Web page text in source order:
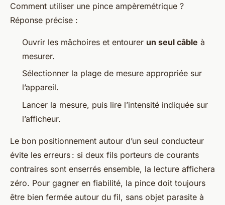
Comment utiliser une pince ampèremétrique ?
Réponse précise :
Ouvrir les mâchoires et entourer un seul câble à
mesurer.
Sélectionner la plage de mesure appropriée sur
l’appareil.
Lancer la mesure, puis lire l’intensité indiquée sur
l’afficheur.
Le bon positionnement autour d’un seul conducteur
évite les erreurs : si deux fils porteurs de courants
contraires sont enserrés ensemble, la lecture affichera
zéro. Pour gagner en fiabilité, la pince doit toujours
être bien fermée autour du fil, sans objet parasite à